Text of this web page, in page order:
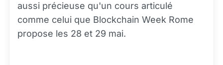
aussi précieuse qu'un cours articulé
comme celui que Blockchain Week Rome
propose les 28 et 29 mai.